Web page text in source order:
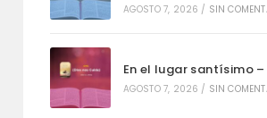
AGOSTO 7, 2026 / SIN
En el lugar santísimo
AGOSTO 7, 2026 / SIN